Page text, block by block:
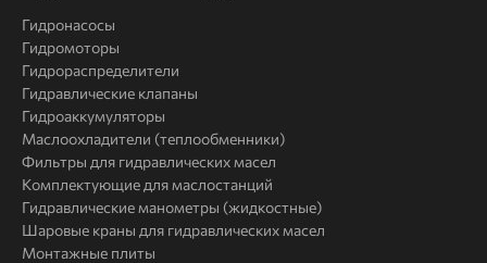
Гидронасосы
Гидромоторы
Гидрораспределители
Гидравлические клапаны
Гидроаккумуляторы
Маслоохладители (теплообменники)
Фильтры для гидравлических масел
Комплектующие для маслостанций
Гидравлические манометры (жидкостные)
Шаровые краны для гидравлических масел
Монтажные плиты